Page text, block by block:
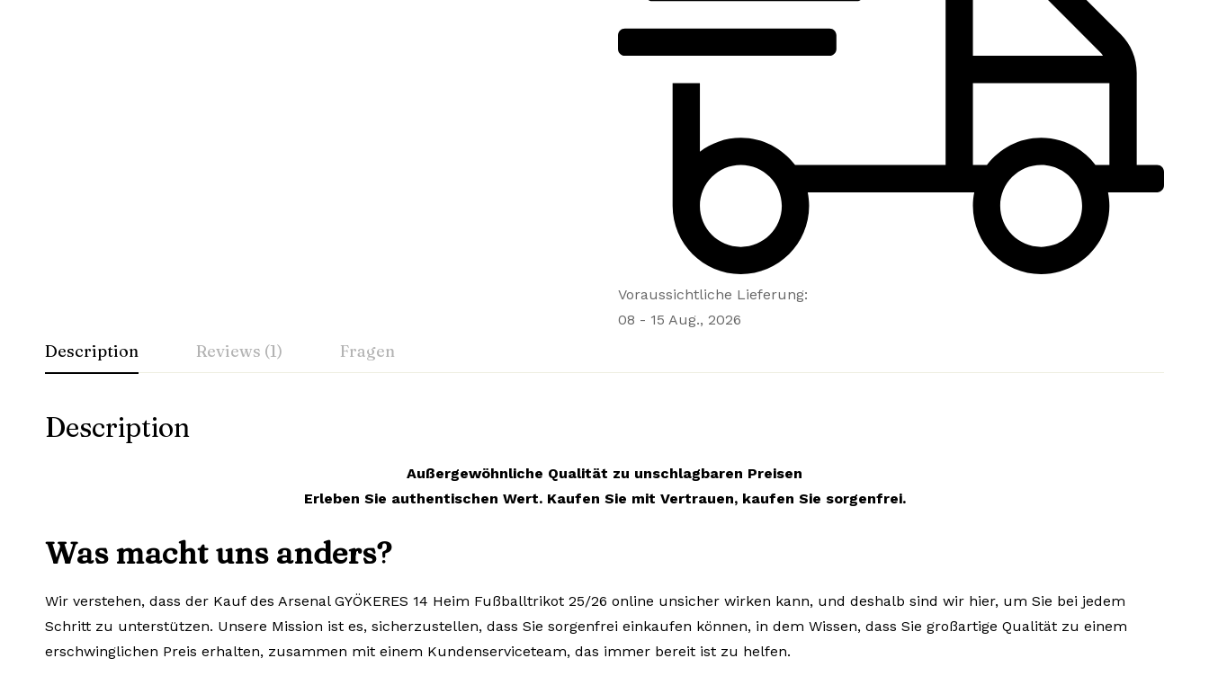
Voraussichtliche Lieferung:
08 - 15 Aug., 2026
Description Reviews (1) Fragen
Description
Außergewöhnliche Qualität zu unschlagbaren Preisen
Erleben Sie authentischen Wert. Kaufen Sie mit Vertrauen, kaufen Sie sorgenfrei.
Was macht uns anders?
Wir verstehen, dass der Kauf des Arsenal GYÖKERES 14 Heim Fußballtrikot 25/26 online unsicher wirken kann, und deshalb sind wir hier, um Sie bei jedem
Schritt zu unterstützen. Unsere Mission ist es, sicherzustellen, dass Sie sorgenfrei einkaufen können, in dem Wissen, dass Sie großartige Qualität zu einem
erschwinglichen Preis erhalten, zusammen mit einem Kundenserviceteam, das immer bereit ist zu helfen.